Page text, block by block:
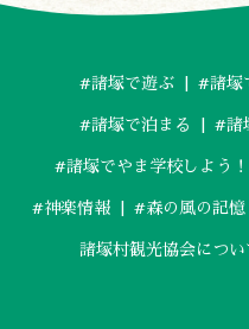
#諸塚で遊ぶ #諸塚
#諸塚で泊まる #諸
#諸塚でやま学校しよう！
#神楽情報 #森の風の記憶
諸塚村観光協会につい